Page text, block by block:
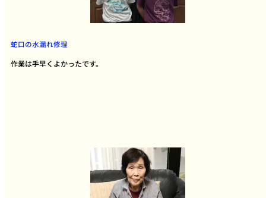
蛇口の水漏れ修理
作業は手早くよかったです。